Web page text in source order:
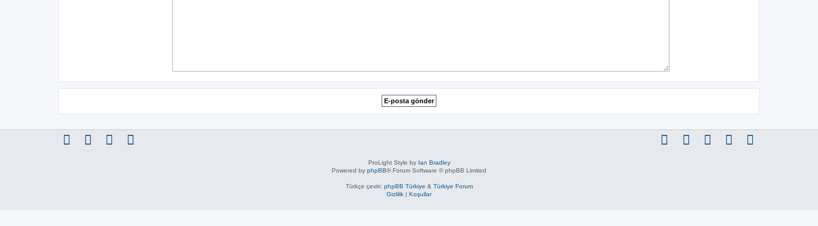
ProLight Style by Ian Bradley
Powered by phpBB® Forum Software © phpBB Limited
Türkçe çeviri: phpBB Türkiye & Türkiye Forum
Gizlilik | Koşullar